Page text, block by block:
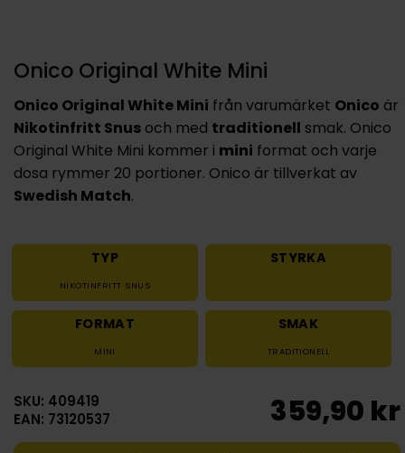
Onico Original White Mini
Onico Original White Mini från varumärket Onico är
Nikotinfritt Snus och med traditionell smak. Onico
Original White Mini kommer i mini format och varje
dosa rymmer 20 portioner. Onico är tillverkat av
Swedish Match.
TYP
NIKOTINFRITT SNUS
STYRKA
FORMAT
MINI
SMAK
TRADITIONELL
SKU: 409419
EAN: 73120537
359,90 kr